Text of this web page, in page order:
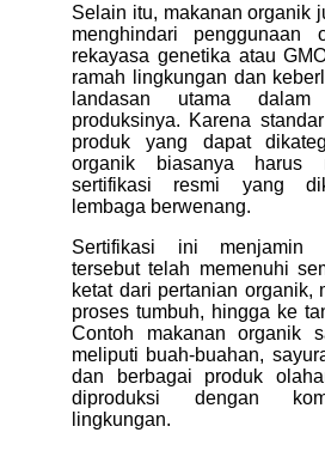
Selain itu, makanan organik
menghindari penggunaan
rekayasa genetika atau
ramah lingkungan dan
landasan utama
produksinya. Karena
produk yang dapat
organik biasanya harus
sertifikasi resmi yang
lembaga berwenang.
Sertifikasi ini menjamin
tersebut telah memenuhi
ketat dari pertanian organik,
proses tumbuh, hingga ke
Contoh makanan organik
meliputi buah-buahan,
dan berbagai produk
diproduksi dengan
lingkungan.